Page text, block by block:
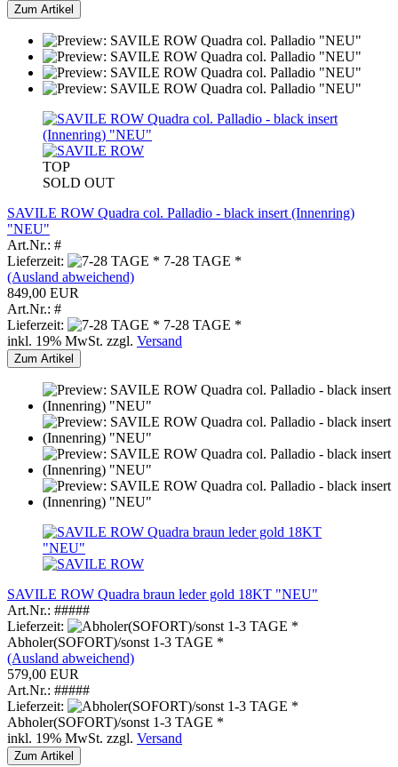
Zum Artikel
TOP
SOLD OUT
SAVILE ROW Quadra col. Palladio - black insert (Innenring)
"NEU"
Art.Nr.: #
Lieferzeit:
7-28 TAGE *
(Ausland abweichend)
849,00 EUR
Art.Nr.: #
Lieferzeit:
7-28 TAGE *
inkl. 19% MwSt. zzgl. Versand
Zum Artikel
SAVILE ROW Quadra braun leder gold 18KT "NEU"
Art.Nr.: #####
Lieferzeit:
Abholer(SOFORT)/sonst 1-3 TAGE *
(Ausland abweichend)
579,00 EUR
Art.Nr.: #####
Lieferzeit:
Abholer(SOFORT)/sonst 1-3 TAGE *
inkl. 19% MwSt. zzgl. Versand
Zum Artikel